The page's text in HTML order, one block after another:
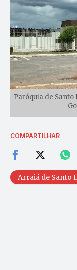
Paróquia de
COMPARTILHAR
Arraiá de Santo